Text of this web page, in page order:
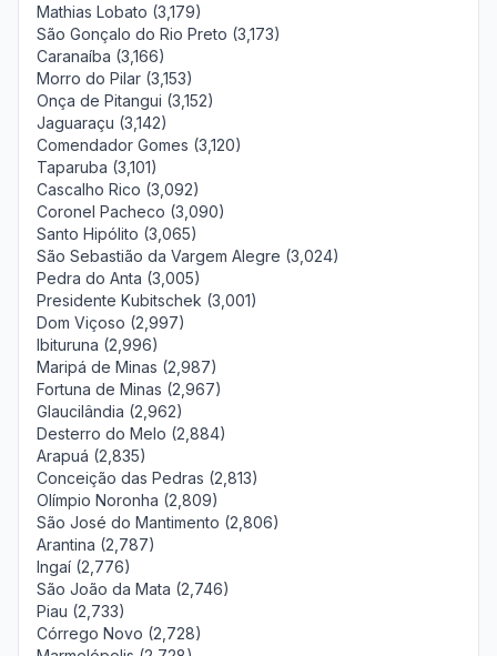
Mathias Lobato (3,179)
São Gonçalo do Rio Preto (3,173)
Caranaíba (3,166)
Morro do Pilar (3,153)
Onça de Pitangui (3,152)
Jaguaraçu (3,142)
Comendador Gomes (3,120)
Taparuba (3,101)
Cascalho Rico (3,092)
Coronel Pacheco (3,090)
Santo Hipólito (3,065)
São Sebastião da Vargem Alegre (3,024)
Pedra do Anta (3,005)
Presidente Kubitschek (3,001)
Dom Viçoso (2,997)
Ibituruna (2,996)
Maripá de Minas (2,987)
Fortuna de Minas (2,967)
Glaucilândia (2,962)
Desterro do Melo (2,884)
Arapuá (2,835)
Conceição das Pedras (2,813)
Olímpio Noronha (2,809)
São José do Mantimento (2,806)
Arantina (2,787)
Ingaí (2,776)
São João da Mata (2,746)
Piau (2,733)
Córrego Novo (2,728)